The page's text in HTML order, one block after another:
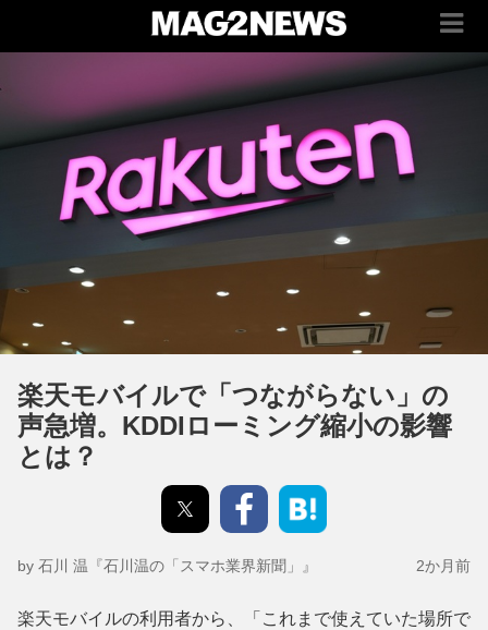
楽天モバイルで「つながらない」の
声急増。KDDIローミング縮小の影響
とは？
by 石川 温『石川温の「スマホ業界新聞」』 2か月前
楽天モバイルの利用者から、「これまで使えていた場所で